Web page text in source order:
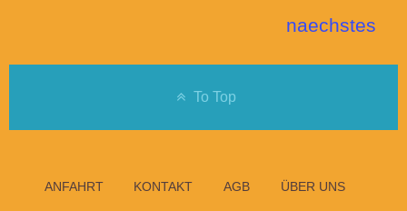
naechstes
To Top
ANFAHRT KONTAKT AGB ÜBER UNS